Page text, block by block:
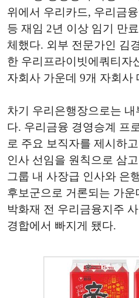
위에서 우리카드, 우리금
등 재임 2년 이상 임기 만
체했다. 외부 전문가인 김
한 우리프라이빗에쿼티자
자회사 가운데 9개 자회사
차기 우리은행장으로는
다. 우리금융 경영승계 프
로 주요 보직자를 제시하
인사 선임을 원칙으로 삼
그룹 내 사장급 인사와 은
후보군으로 거론되는 가
박화재 전 우리금융지주
경합에서 빠지게 됐다.